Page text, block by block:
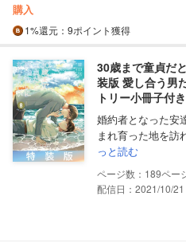
購入
1%還元 ：9ポイント獲得
30歳まで童貞だ
装版 愛し合う男
トリー小冊子付
婚約者となった安
まれ育った地を訪
っと読む
189
配信日：2021/10/21